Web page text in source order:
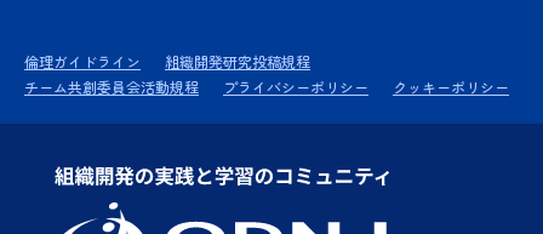
倫理ガイドライン
組織開発研究投稿規程
チーム共創委員会活動規程
プライバシーポリシー クッキーポリシー